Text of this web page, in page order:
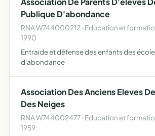
Publique D'abondance
RNA W744000212 · Education et
1990
Entraide et défense des enfants des
d'abondance
Association Des Anciens Eleves
Des Neiges
RNA W744002477 · Education et
1959